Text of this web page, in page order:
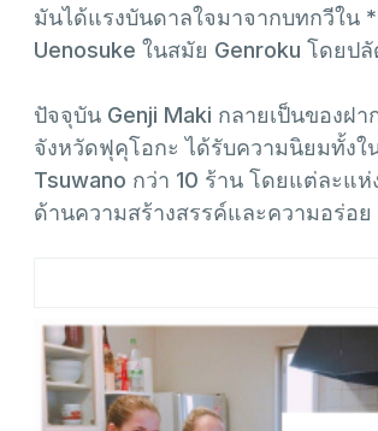
มันได้แรงบันดาลใจมาจากบทกวีใน
Uenosuke ในสมัย Genroku โดยป
ปัจจุบัน Genji Maki กลายเป็นของฝ
จังหวัดฟุคุโอกะ ได้รับความนิยมทั้ง
Tsuwano กว่า 10 ร้าน โดยแต่ละแ
ด้านความสร้างสรรค์และความอร่อย